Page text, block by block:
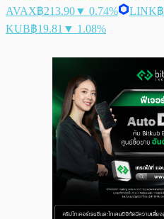
AVAX฿213.90▼ 0.74% LINK
KUB฿19.81 ▼ 1.08%